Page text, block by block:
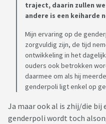
traject, daarin zullen
andere is een keiharde
Mijn ervaring op de
zorgvuldig zijn, de tijd
ontwikkeling in het
ouders ook betrokken
daarmee om als hij
genderpoli ligt enkel op
Ja maar ook al is zhij/die bij
genderpoli wordt toch